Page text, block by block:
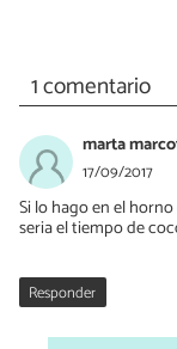
1 comentario
marta
17/09/2017
Si lo hago en el
seria el tiempo de
Responder